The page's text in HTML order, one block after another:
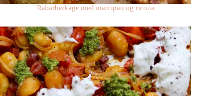
Rabarberkage med marcipan og ricotta